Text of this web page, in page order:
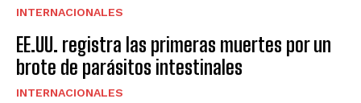
INTERNACIONALES
EE.UU. registra las primeras muertes por un
brote de parásitos intestinales
INTERNACIONALES